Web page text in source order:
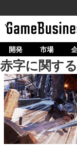
ホーム
ゲーム開発
市場
マネタイズ
企業動向
開発 市場
赤字に関す